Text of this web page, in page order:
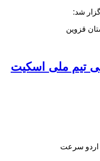
شد:
قزوین
تیم ملی اسکیت
اردو سرعت